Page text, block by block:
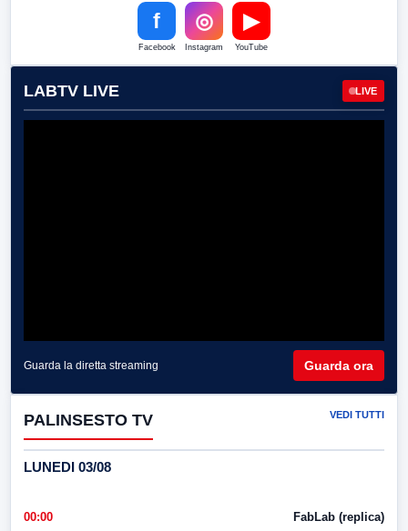
f
Facebook
◎
Instagram
▶
YouTube
LABTV LIVE LIVE
Guarda la diretta streaming Guarda ora
PALINSESTO TV VEDI TUTTI
LUNEDI 03/08
00:00 FabLab (replica)